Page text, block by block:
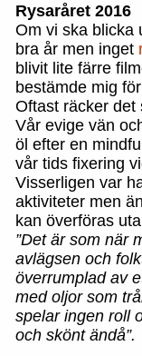
Rysaråret 2016
Om vi ska blicka
bra år men inget
blivit lite färre
bestämde mig
Oftast räcker det
Vår evige vän
öl efter en
vår tids fixering
Visserligen var
aktiviteter men
kan överföras
”Det är som när
avlägsen och
överrumplad av
med oljor som
spelar ingen roll
och skönt ändå”.